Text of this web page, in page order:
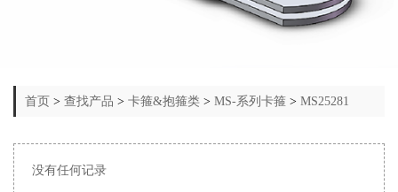
首页 > 查找产品 > 卡箍&抱箍类 > MS-系列卡箍 > MS25281
没有任何记录